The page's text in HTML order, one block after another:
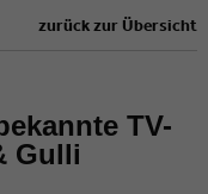
zurück zur Übersicht
TV-
Gulli